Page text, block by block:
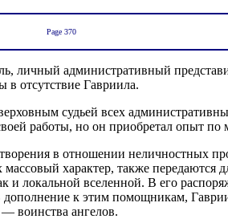
Page 370
личный административный
отсутствие Гавриила.
судьей всех
работы, но он приобретал опыт
в отношении неличностных
характер, также передаются
и локальной вселенной. В его
к этим помощникам,
воинства ангелов.